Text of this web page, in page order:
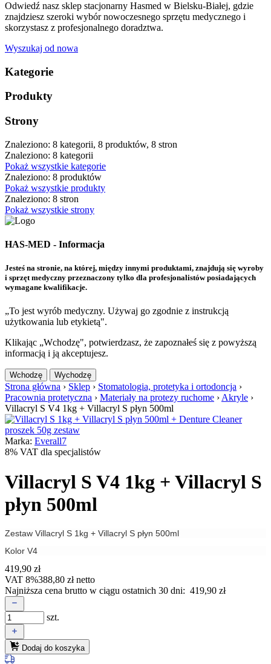
Odwiedź nasz sklep stacjonarny Hasmed w Bielsku-Białej, gdzie
znajdziesz szeroki wybór nowoczesnego sprzętu medycznego i
skorzystasz z profesjonalnego doradztwa.
Wyszukaj od nowa
Kategorie
Produkty
Strony
Znaleziono: 8 kategorii, 8 produktów, 8 stron
Znaleziono: 8 kategorii
Pokaż wszystkie kategorie
Znaleziono: 8 produktów
Pokaż wszystkie produkty
Znaleziono: 8 stron
Pokaż wszystkie strony
HAS-MED - Informacja
Jesteś na stronie, na której, między innymi produktami, znajdują się wyroby
i sprzęt medyczny przeznaczony tylko dla profesjonalistów posiadających
wymagane kwalifikacje.
„To jest wyrób medyczny. Używaj go zgodnie z instrukcją
użytkowania lub etykietą".
Klikając „Wchodzę", potwierdzasz, że zapoznałeś się z powyższą
informacją i ją akceptujesz.
Wchodzę Wychodzę
Strona główna › Sklep › Stomatologia, protetyka i ortodoncja ›
Pracownia protetyczna › Materiały na protezy ruchome › Akryle ›
Villacryl S V4 1kg + Villacryl S płyn 500ml
Marka: Everall7
8% VAT dla specjalistów
Villacryl S V4 1kg + Villacryl S
płyn 500ml
Zestaw Villacryl S 1kg + Villacryl S płyn 500ml
Kolor V4
419,90 zł
VAT 8%388,80 złnetto
Najniższa cena brutto w ciągu ostatnich 30 dni: 419,90 zł
szt.
Dodaj do koszyka